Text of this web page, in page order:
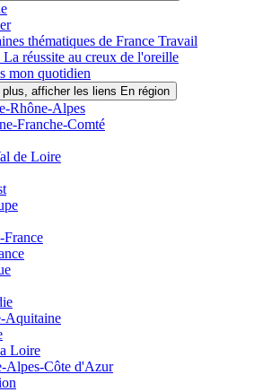
thématiques de France Travail
La réussite au creux de l'oreille
mon quotidien
plus, afficher les liens En région
Rhône-Alpes
Franche-Comté
de Loire
France
Aquitaine
Loire
Alpes-Côte d'Azur